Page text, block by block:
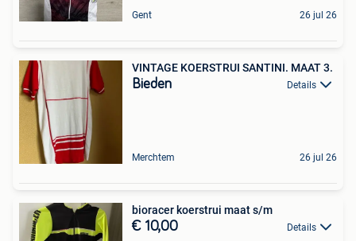
Gent 26 jul 26
VINTAGE KOERSTRUI SANTINI. MAAT 3.
Bieden Details
Merchtem 26 jul 26
bioracer koerstrui maat s/m
€ 10,00 Details